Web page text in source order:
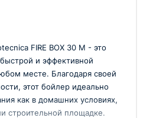
FIRE BOX 30 M - это
и эффективной
месте. Благодаря своей
этот бойлер идеально
как в домашних условиях,
строительной площадке.